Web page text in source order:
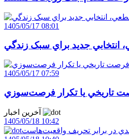
1405/05/17 08:01
انتخابي جديد براي سبک زندگي
1405/05/17 07:59
تاريخي يا تکرار فرصت‌سوزي
1405/05/18 10:42
در برابر تحريف واقعيت‌هاست